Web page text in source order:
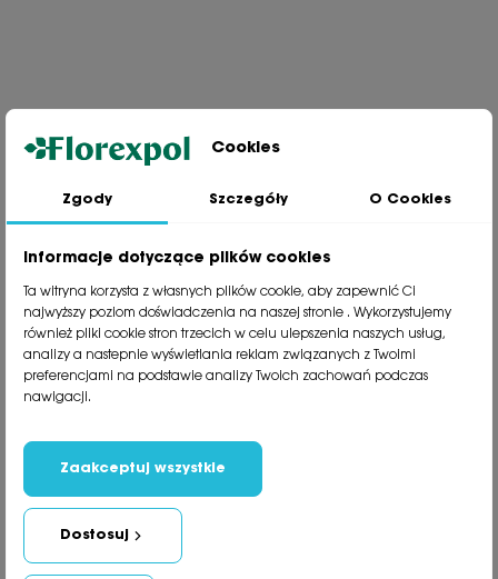
Jesteśmy wiodącą firmą wysyłkową roślin na terenie Polski. Od ponad
30 lat dzielimy się z naszymi Klientami naszą pasją, doświadczeniem i
81 533 23 05
phone81 533 30 50
phone 81 533 82 20
Polecane kategorie
Informacje
Social Media
Cookies
Zgody Szczegóły O Cookies
Informacje dotyczące plików cookies
Ta witryna korzysta z własnych plików cookie, aby zapewnić Ci
najwyższy poziom doświadczenia na naszej stronie . Wykorzystujemy
również pliki cookie stron trzecich w celu ulepszenia naszych usług,
analizy a nastepnie wyświetlania reklam związanych z Twoimi
preferencjami na podstawie analizy Twoich zachowań podczas
nawigacji.
Dostosuj
Zaakceptuj wszystkie